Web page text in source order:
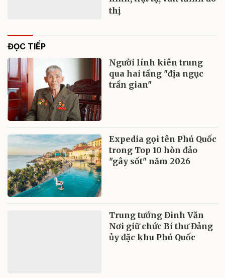
thị
ĐỌC TIẾP
Người lính kiên trung
qua hai tầng "địa ngục
trần gian"
Expedia gọi tên Phú Quốc
trong Top 10 hòn đảo
"gây sốt" năm 2026
Trung tướng Đinh Văn
Nơi giữ chức Bí thư Đảng
ủy đặc khu Phú Quốc